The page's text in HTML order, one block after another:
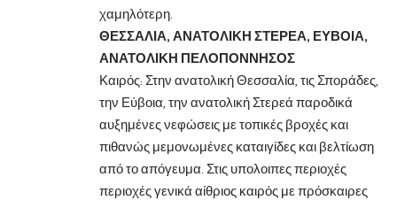
χαμηλότερη.
ΘΕΣΣΑΛΙΑ, ΑΝΑΤΟΛΙΚΗ ΣΤΕΡΕΑ, ΕΥΒΟΙΑ,
ΑΝΑΤΟΛΙΚΗ ΠΕΛΟΠΟΝΝΗΣΟΣ
Καιρός: Στην ανατολική Θεσσαλία, τις Σποράδες,
την Εύβοια, την ανατολική Στερεά παροδικά
αυξημένες νεφώσεις με τοπικές βροχές και
πιθανώς μεμονωμένες καταιγίδες και βελτίωση
από το απόγευμα. Στις υπολοιπες περιοχές
περιοχές γενικά αίθριος καιρός με πρόσκαιρες